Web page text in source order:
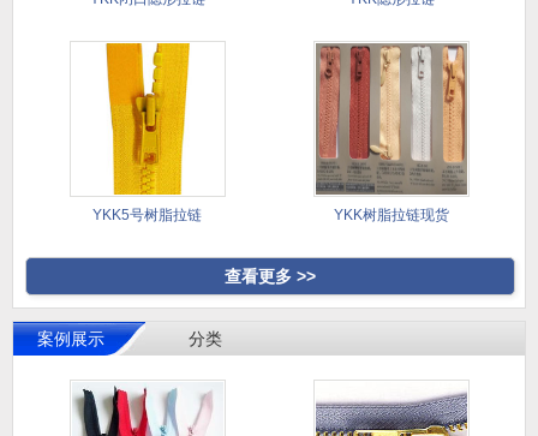
YKK5号树脂拉链 YKK树脂拉链现货
查看更多 >>
案例展示 分类